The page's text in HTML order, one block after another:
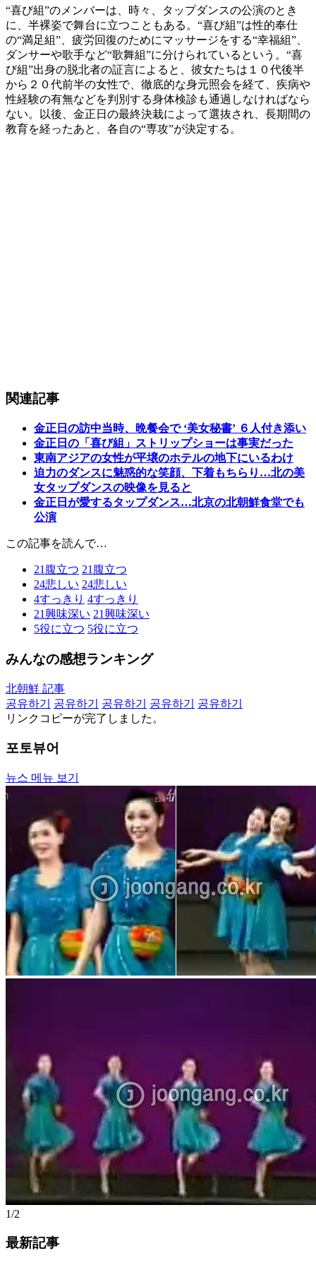
“喜び組”のメンバーは、時々、タップダンスの公演のとき
に、半裸姿で舞台に立つこともある。“喜び組”は性的奉仕
の“満足組”、疲労回復のためにマッサージをする“幸福組”、
ダンサーや歌手など“歌舞組”に分けられているという。“喜
び組”出身の脱北者の証言によると、彼女たちは１０代後半
から２０代前半の女性で、徹底的な身元照会を経て、疾病や
性経験の有無などを判別する身体検診も通過しなければなら
ない。以後、金正日の最終決栽によって選抜され、長期間の
教育を経ったあと、各自の“専攻”が決定する。
関連記事
金正日の訪中当時、晩餐会で ‘美女秘書’ ６人付き添い
金正日の「喜び組」ストリップショーは事実だった
東南アジアの女性が平壌のホテルの地下にいるわけ
迫力のダンスに魅惑的な笑顔、下着もちらり…北の美
女タップダンスの映像を見ると
金正日が愛するタップダンス…北京の北朝鮮食堂でも
公演
この記事を読んで…
21 腹立つ 21 腹立つ
24悲しい 24悲しい
4すっきり 4すっきり
21興味深い 21興味深い
5役に立つ 5役に立つ
みんなの感想ランキング
北朝鮮 記事
공유하기
공유하기 공유하기 공유하기
공유하기
リンクコピーが完了しました。
포토뷰어
뉴스 메뉴 보기
1/2
最新記事